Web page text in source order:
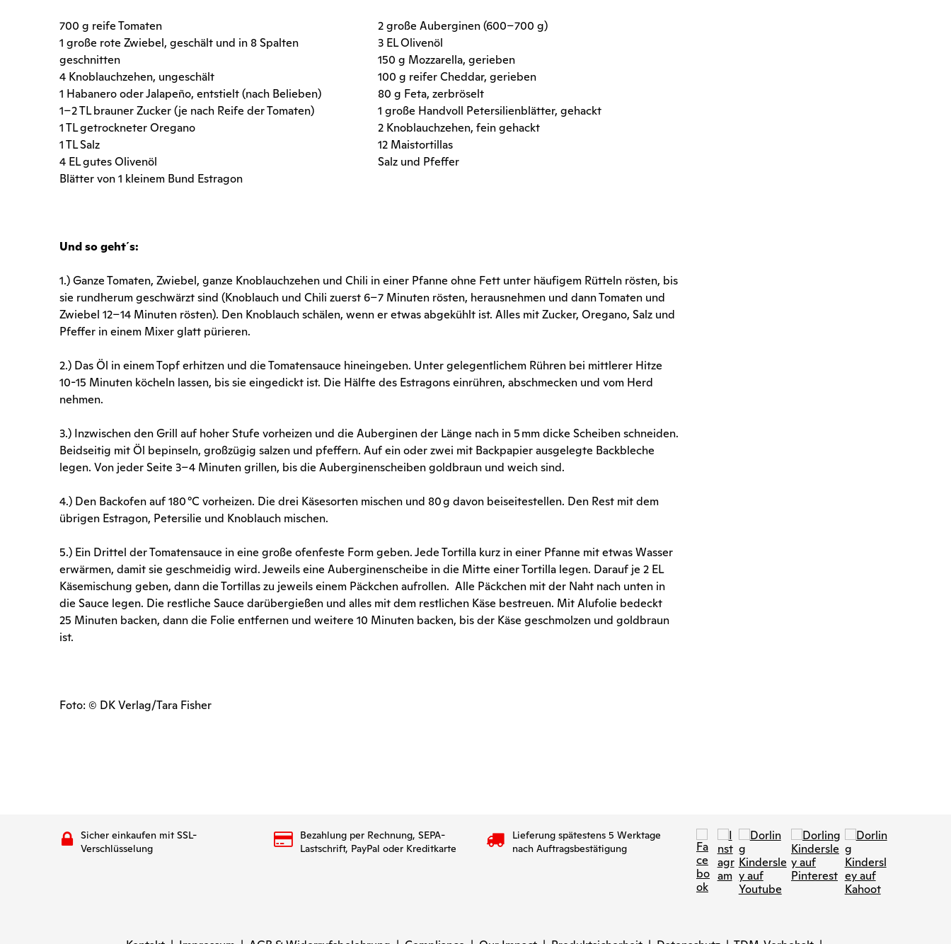
700 g reife Tomaten
1 große rote Zwiebel, geschält und in 8 Spalten
geschnitten
4 Knoblauchzehen, ungeschält
1 Habanero oder Jalapeño, entstielt (nach Belieben)
1–2 TL brauner Zucker (je nach Reife der Tomaten)
1 TL getrockneter Oregano
1 TL Salz
4 EL gutes Olivenöl
Blätter von 1 kleinem Bund Estragon
2 große Auberginen (600–700 g)
3 EL Olivenöl
150 g Mozzarella, gerieben
100 g reifer Cheddar, gerieben
80 g Feta, zerbröselt
1 große Handvoll Petersilienblätter, gehackt
2 Knoblauchzehen, fein gehackt
12 Maistortillas
Salz und Pfeffer
Und so geht´s:
1.) Ganze Tomaten, Zwiebel, ganze Knoblauchzehen und Chili in einer Pfanne ohne Fett unter häufigem Rütteln rösten, bis
sie rundherum geschwärzt sind (Knoblauch und Chili zuerst 6–7 Minuten rösten, herausnehmen und dann Tomaten und
Zwiebel 12–14 Minuten rösten). Den Knoblauch schälen, wenn er etwas abgekühlt ist. Alles mit Zucker, Oregano, Salz und
Pfeffer in einem Mixer glatt pürieren.
2.) Das Öl in einem Topf erhitzen und die Tomatensauce hineingeben. Unter gelegentlichem Rühren bei mittlerer Hitze
10-15 Minuten köcheln lassen, bis sie eingedickt ist. Die Hälfte des Estragons einrühren, abschmecken und vom Herd
nehmen.
3.) Inzwischen den Grill auf hoher Stufe vorheizen und die Auberginen der Länge nach in 5 mm dicke Scheiben schneiden.
Beidseitig mit Öl bepinseln, großzügig salzen und pfeffern. Auf ein oder zwei mit Backpapier ausgelegte Backbleche
legen. Von jeder Seite 3–4 Minuten grillen, bis die Auberginenscheiben goldbraun und weich sind.
4.) Den Backofen auf 180 °C vorheizen. Die drei Käsesorten mischen und 80 g davon beiseitestellen. Den Rest mit dem
übrigen Estragon, Petersilie und Knoblauch mischen.
5.) Ein Drittel der Tomatensauce in eine große ofenfeste Form geben. Jede Tortilla kurz in einer Pfanne mit etwas Wasser
erwärmen, damit sie geschmeidig wird. Jeweils eine Auberginenscheibe in die Mitte einer Tortilla legen. Darauf je 2 EL
Käsemischung geben, dann die Tortillas zu jeweils einem Päckchen aufrollen. Alle Päckchen mit der Naht nach unten in
die Sauce legen. Die restliche Sauce darübergießen und alles mit dem restlichen Käse bestreuen. Mit Alufolie bedeckt
25 Minuten backen, dann die Folie entfernen und weitere 10 Minuten backen, bis der Käse geschmolzen und goldbraun
ist.
Foto: © DK Verlag/Tara Fisher
Sicher einkaufen mit SSL-
Verschlüsselung
Bezahlung per Rechnung, SEPA-
Lastschrift, PayPal oder Kreditkarte
Lieferung spätestens 5 Werktage
nach Auftragsbestätigung